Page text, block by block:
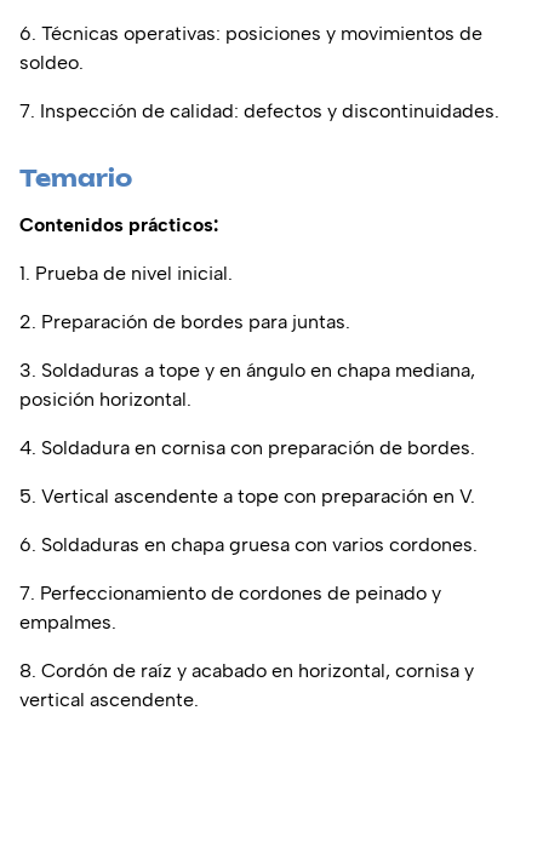
6. Técnicas operativas: posiciones y movimientos de
soldeo.
7. Inspección de calidad: defectos y discontinuidades.
Temario
Contenidos prácticos:
1. Prueba de nivel inicial.
2. Preparación de bordes para juntas.
3. Soldaduras a tope y en ángulo en chapa mediana,
posición horizontal.
4. Soldadura en cornisa con preparación de bordes.
5. Vertical ascendente a tope con preparación en V.
6. Soldaduras en chapa gruesa con varios cordones.
7. Perfeccionamiento de cordones de peinado y
empalmes.
8. Cordón de raíz y acabado en horizontal, cornisa y
vertical ascendente.